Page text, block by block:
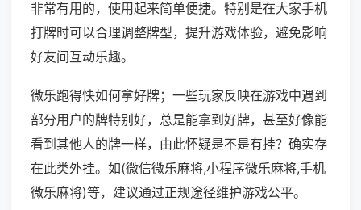
非常有用的，使用起来简单便捷。特别是在大家手机
打牌时可以合理调整牌型，提升游戏体验，避免影响
好友间互动乐趣。
微乐跑得快如何拿好牌；一些玩家反映在游戏中遇到
部分用户的牌特别好，总是能拿到好牌，甚至好像能
看到其他人的牌一样，由此怀疑是不是有挂？确实存
在此类外挂。如(微信微乐麻将,小程序微乐麻将,手机
微乐麻将)等，建议通过正规途径维护游戏公平。